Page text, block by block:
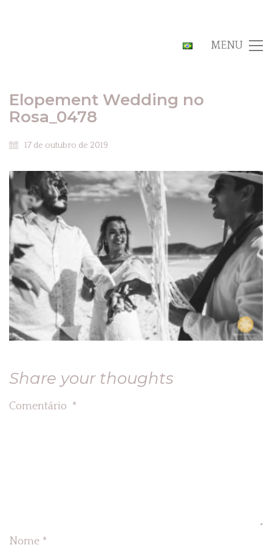
MENU
Elopement Wedding no
Rosa_0478
17 de outubro de 2019
Share your thoughts
Comentário *
Nome *